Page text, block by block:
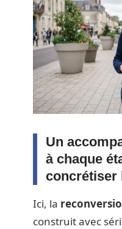
Un
à chaque
concrétiser
Ici, la
construit avec